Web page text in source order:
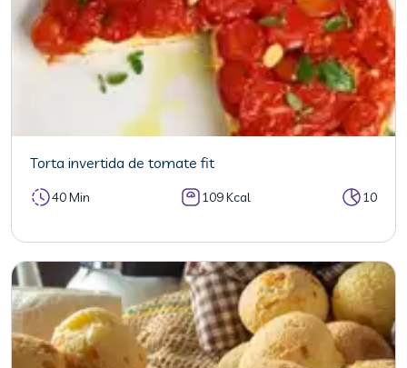
Torta invertida de tomate fit
40 Min 109 Kcal 10